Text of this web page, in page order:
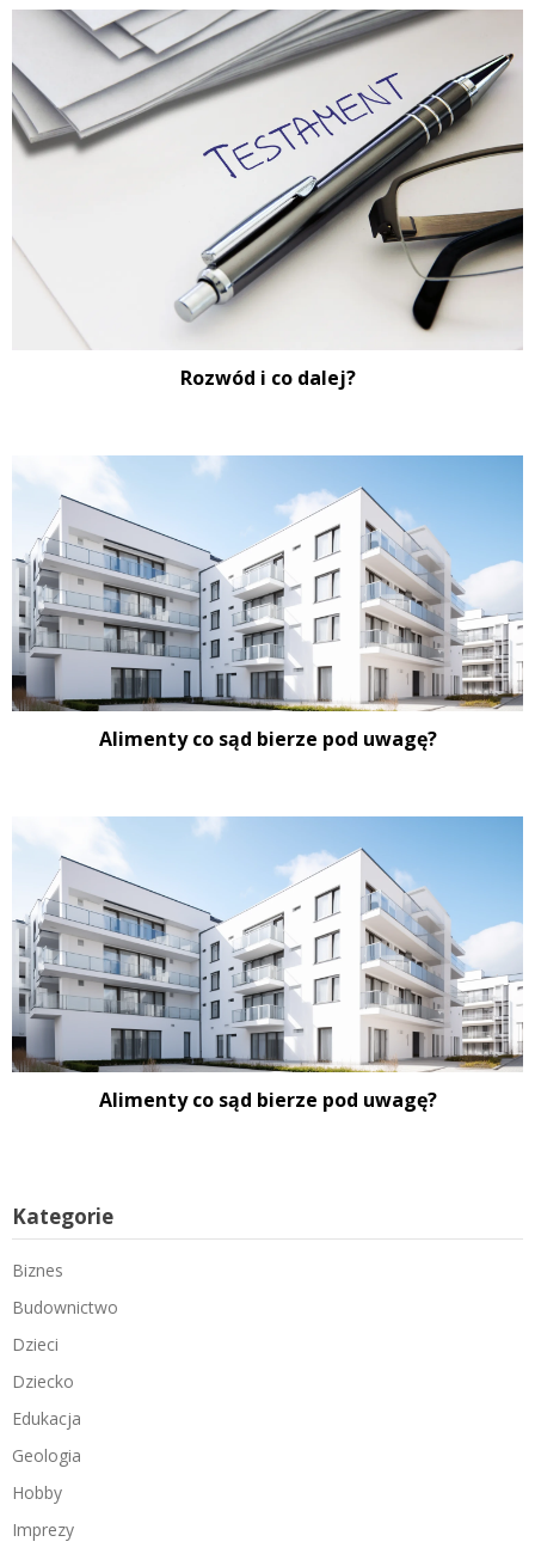
Rozwód i co dalej?
Alimenty co sąd bierze pod uwagę?
Alimenty co sąd bierze pod uwagę?
Kategorie
Biznes
Budownictwo
Dzieci
Dziecko
Edukacja
Geologia
Hobby
Imprezy